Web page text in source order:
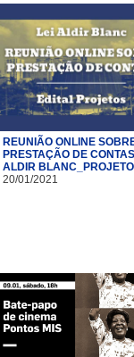
REUNIÃO ONLINE
PRESTAÇÃO DE
ALDIR
20/01/2021